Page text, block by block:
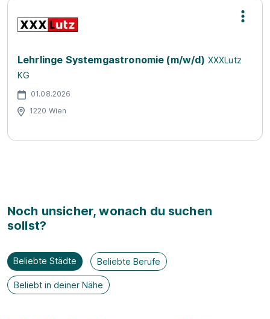
Lehrlinge Systemgastronomie (m/w/d) XXXLutz
KG
01.08.2026
1220 Wien
Noch unsicher, wonach du suchen
sollst?
Beliebte Städte Beliebte Berufe
Beliebt in deiner Nähe